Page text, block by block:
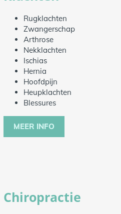
Rugklachten
Zwangerschap
Arthrose
Nekklachten
Ischias
Hernia
Hoofdpijn
Heupklachten
Blessures
MEER INFO
Chiropractie